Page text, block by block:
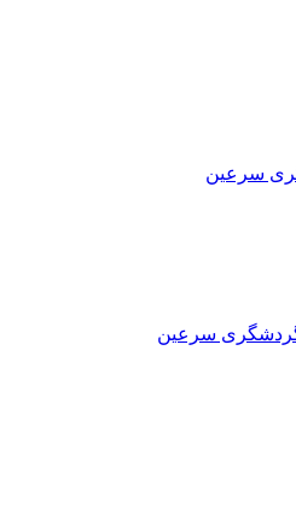
سرعین
گردشگری سرعین